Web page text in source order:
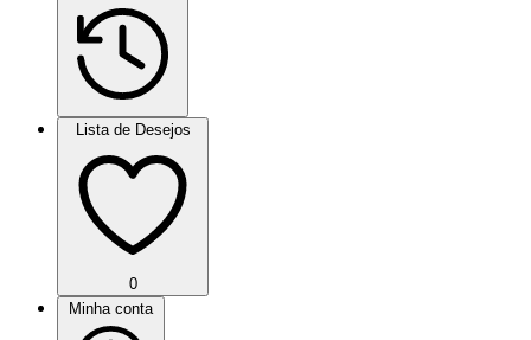
Lista de Desejos
0
Minha conta